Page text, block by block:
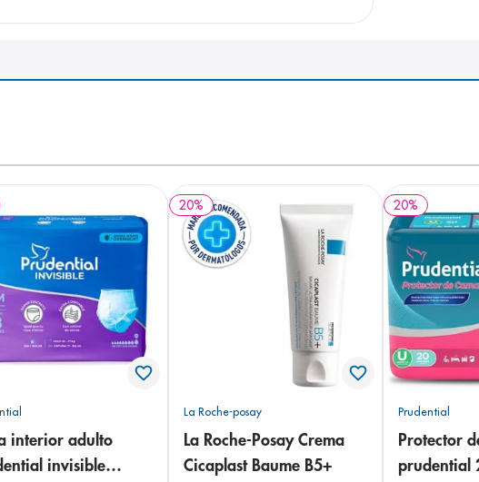
interior adulto
invisible
20%
La Roche-posay
La Roche-Posay Crema
Cicaplast Baume B5+
20%
Prudential
Protector
prudential